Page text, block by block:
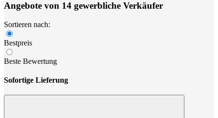
Angebote von 14 gewerbliche Verkäufer
Sortieren nach:
Bestpreis
Beste Bewertung
Sofortige Lieferung